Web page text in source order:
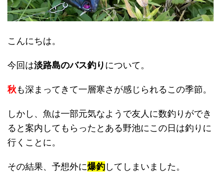
こんにちは。
今回は淡路島のバス釣りについて。
秋も深まってきて一層寒さが感じられるこの季節。
しかし、魚は一部元気なようで友人に数釣りができ
ると案内してもらったとある野池にこの日は釣りに
行くことに。
その結果、予想外に爆釣してしまいました。